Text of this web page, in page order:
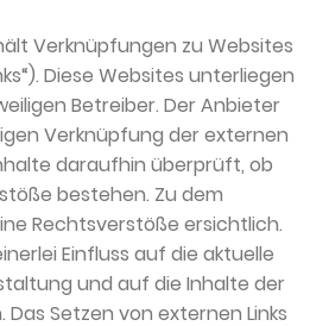
Verknüpfungen zu Websites
Diese Websites unterliegen
Betreiber. Der Anbieter
Verknüpfung der externen
daraufhin überprüft, ob
bestehen. Zu dem
Rechtsverstöße ersichtlich.
Einfluss auf die aktuelle
und auf die Inhalte der
Setzen von externen Links